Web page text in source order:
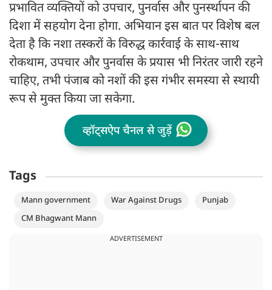
प्रभावित व्यक्तियों को उपचार, पुनर्वास और पुनर्स्थापन की
दिशा में सहयोग देना होगा. अभियान इस बात पर विशेष बल
देता है कि नशा तस्करों के विरुद्ध कार्रवाई के साथ-साथ
रोकथाम, उपचार और पुनर्वास के प्रयास भी निरंतर जारी रहने
चाहिए, तभी पंजाब को नशों की इस गंभीर समस्या से स्थायी
रूप से मुक्त किया जा सकेगा.
व्हॉट्सऐप चैनल से जुड़ें
Tags
Mann government War Against Drugs
Punjab
CM Bhagwant Mann
ADVERTISEMENT